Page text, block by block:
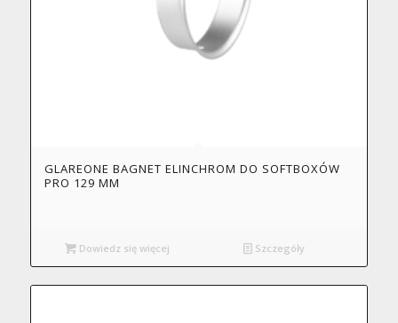
GLAREONE BAGNET ELINCHROM DO SOFTBOXÓW
PRO 129 MM
Dowiedz się więcej Szczegóły